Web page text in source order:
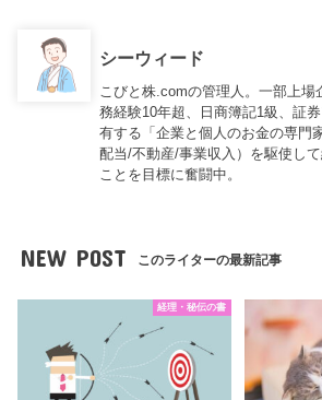
シーウィード
こびと株.comの管理人。一部上
務経験10年超、日商簿記1級、証
有する「企業と個人のお金の専門
配当/不動産/事業収入）を駆使し
ことを目標に奮闘中。
NEW POST このライターの最新記事
経理・秘伝の書